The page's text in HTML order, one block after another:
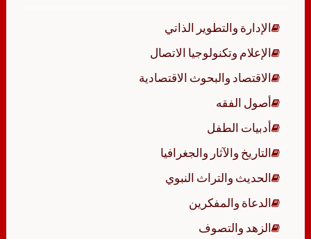
الإدارة والتطوير الذاتي
الإعلام وتكنولوجيا الاتصال
الاقتصاد والبحوث الاقتصادية
أصول الفقه
أدبيات الطفل
التاريخ والآثار والجغرافيا
الحديث والتراث النبوي
الدعاة والمفكرين
الزهد والتصوف